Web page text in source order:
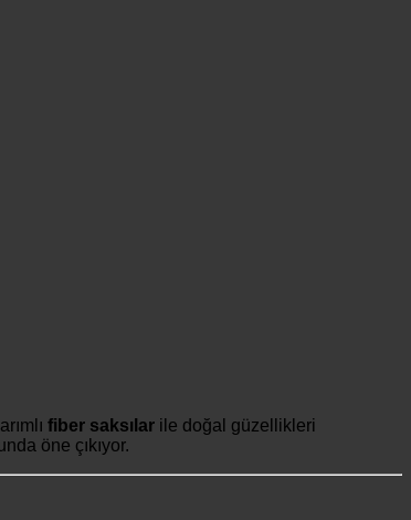
fiber saksılar ile doğal güzellikleri
öne çıkıyor.